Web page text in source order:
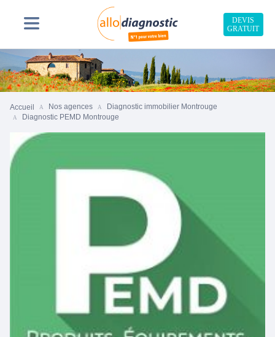
DEVIS
GRATUIT
Accueil Nos agences
Diagnostic immobilier Montrouge
Diagnostic PEMD Montrouge